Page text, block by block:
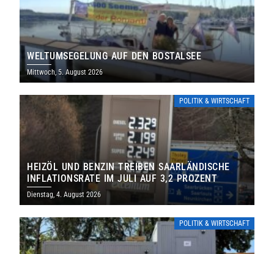
WELTUMSEGELUNG AUF DEN BOSTALSEE
Mittwoch, 5. August 2026
POLITIK & WIRTSCHAFT
HEIZÖL UND BENZIN TREIBEN SAARLÄNDISCHE
INFLATIONSRATE IM JULI AUF 3,2 PROZENT
Dienstag, 4. August 2026
POLITIK & WIRTSCHAFT